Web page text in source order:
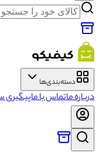
دسته‌بندی‌ها
درباره ماتماس با ماپیگیری